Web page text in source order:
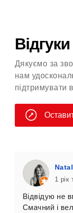
Дякуємо за
нам
підтримувати
1 рік
Відвідую не
Смачний і